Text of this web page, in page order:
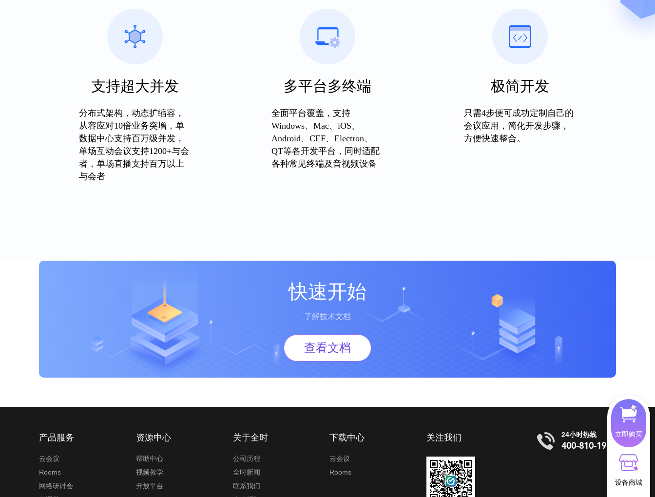
支持超大并发
分布式架构，动态扩缩容，
从容应对10倍业务突增，单
数据中心支持百万级并发，
单场互动会议支持1200+与会
者，单场直播支持百万以上
与会者
多平台多终端
全面平台覆盖，支持
Windows、Mac、iOS、
Android、CEF、Electron、
QT等各开发平台，同时适配
各种常见终端及音视频设备
极简开发
只需4步便可成功定制自己的
会议应用，简化开发步骤，
方便快速整合。
快速开始
了解技术文档
查看文档
产品服务
云会议
Rooms
网络研讨会
资源中心
帮助中心
视频教学
开放平台
关于全时
公司历程
全时新闻
联系我们
下载中心
云会议
Rooms
关注我们 24小时热线
400-810-1919
立即购买
设备商城